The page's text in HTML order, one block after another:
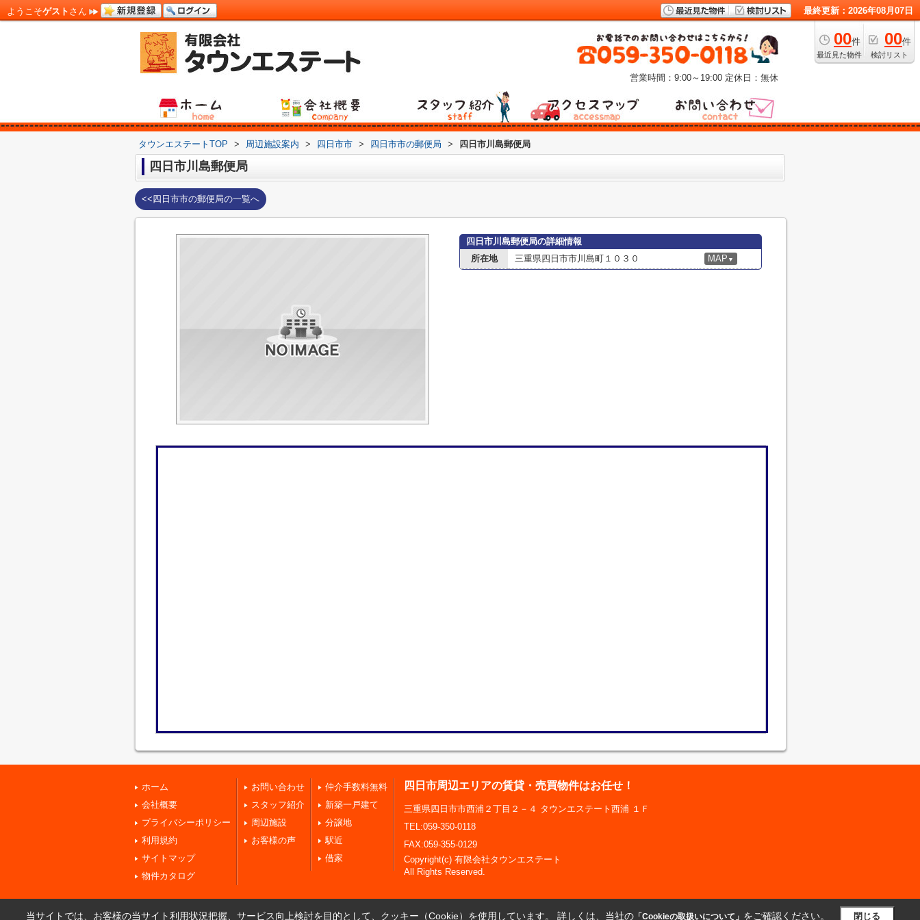
ようこそゲスト さん 最終更新：2026年08月07日
00件
最近見た物件
00件
検討リスト
営業時間：9:00～19:00 定休日：無休
タウンエステートTOP > 周辺施設案内 > 四日市市 > 四日市市の郵便局 > 四日市川島郵便局
四日市川島郵便局
<<四日市市の郵便局の一覧へ
四日市川島郵便局の詳細情報
所在地
三重県四日市市川島町１０３０ MAP ▼
ホーム
会社概要
プライバシーポリシー
利用規約
サイトマップ
物件カタログ
お問い合わせ
スタッフ紹介
周辺施設
お客様の声
仲介手数料無料
新築一戸建て
分譲地
駅近
借家
四日市周辺エリアの賃貸・売買物件はお任せ！
三重県四日市市西浦２丁目２－４ タウンエステート西浦 １Ｆ
TEL:059-350-0118
FAX:059-355-0129
Copyright(c) 有限会社タウンエステート
All Rights Reserved.
当サイトでは、お客様の当サイト利用状況把握、サービス向上検討を目的として、クッキー（Cookie）を使用しています。 詳しくは、当社の「Cookieの取扱いについて」 をご確認ください。 閉じる